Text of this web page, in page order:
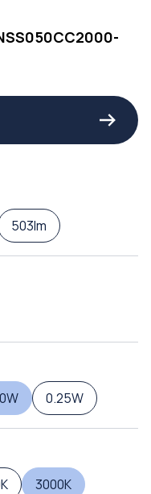
503lm
0.25W
3000K